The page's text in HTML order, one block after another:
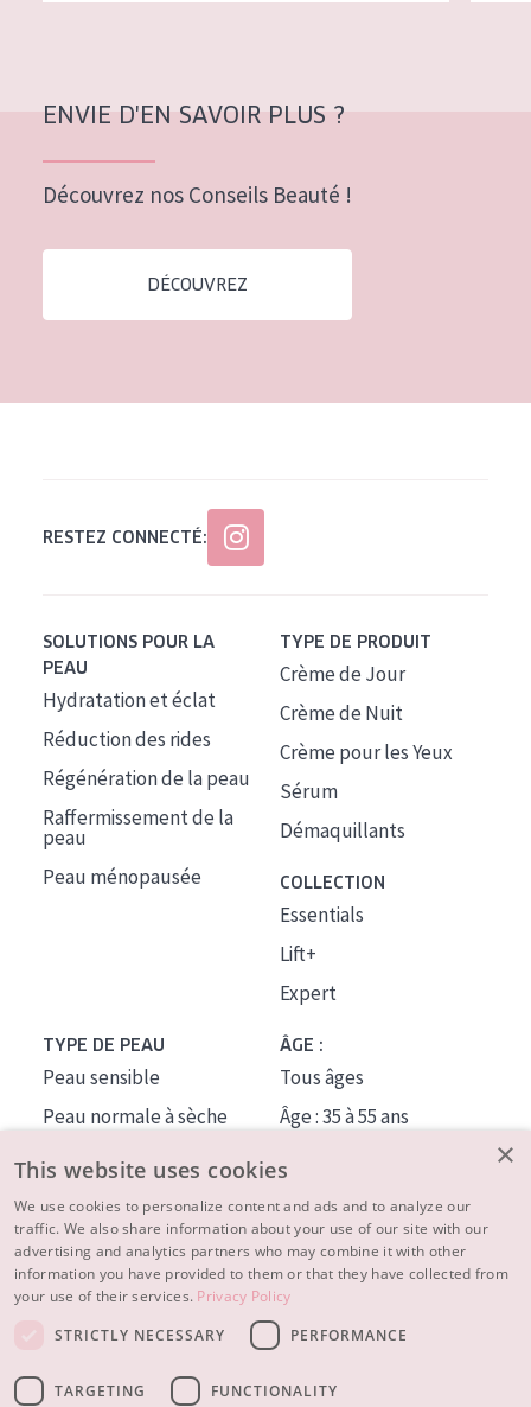
ENVIE D'EN SAVOIR PLUS ?
Découvrez nos Conseils Beauté !
DÉCOUVREZ
RESTEZ CONNECTÉ:
SOLUTIONS POUR LA
PEAU
Hydratation et éclat
Réduction des rides
Régénération de la peau
Raffermissement de la
peau
Peau ménopausée
TYPE DE PRODUIT
Crème de Jour
Crème de Nuit
Crème pour les Yeux
Sérum
Démaquillants
COLLECTION
Essentials
Lift+
Expert
TYPE DE PEAU
Peau sensible
Peau normale à sèche
Peau mixte ou grasse
Peau mature
Peau ménopausée
ÂGE :
Tous âges
Âge : 35 à 55 ans
À PROPOS
CONSEILS BEAUTÉ
×
This website uses cookies
We use cookies to personalize content and ads and to analyze our
traffic. We also share information about your use of our site with our
advertising and analytics partners who may combine it with other
information you have provided to them or that they have collected from
your use of their services. Privacy Policy
STRICTLY NECESSARY
PERFORMANCE
TARGETING FUNCTIONALITY